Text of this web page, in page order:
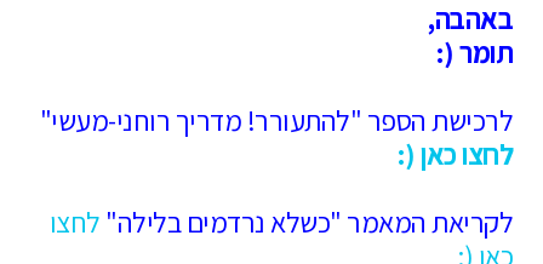
באהבה,
תומר (:
לרכישת הספר "להתעורר! מדריך רוחני-מעשי"
לחצו כאן (:
לקריאת המאמר "כשלא נרדמים בלילה" לחצו
כאן (: